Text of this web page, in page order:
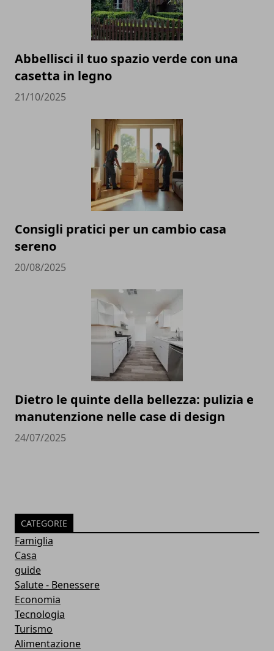
Abbellisci il tuo spazio verde con una
casetta in legno
21/10/2025
Consigli pratici per un cambio casa
sereno
20/08/2025
Dietro le quinte della bellezza: pulizia e
manutenzione nelle case di design
24/07/2025
CATEGORIE
Famiglia
Casa
guide
Salute - Benessere
Economia
Tecnologia
Turismo
Alimentazione